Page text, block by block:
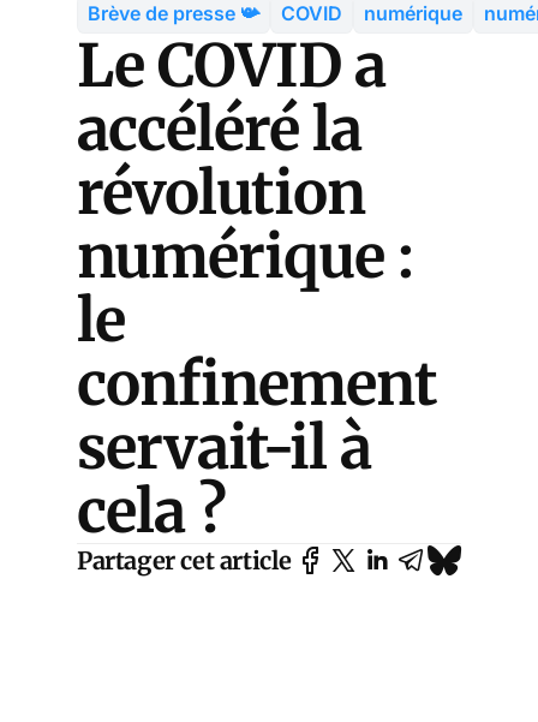
Brève de presse 📯 COVID numérique
Le COVID a
accéléré la
révolution
numérique :
le
confinement
servait-il à
cela ?
Partager cet article